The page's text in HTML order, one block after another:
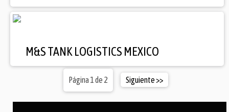
M&S TANK LOGISTICS MEXICO
Página 1 de 2 Siguiente >>